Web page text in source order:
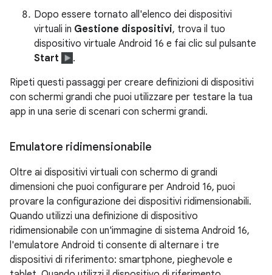
Dopo essere tornato all'elenco dei dispositivi
virtuali in Gestione dispositivi, trova il tuo
dispositivo virtuale Android 16 e fai clic sul pulsante
Start
.
Ripeti questi passaggi per creare definizioni di dispositivi
con schermi grandi che puoi utilizzare per testare la tua
app in una serie di scenari con schermi grandi.
Emulatore ridimensionabile
Oltre ai dispositivi virtuali con schermo di grandi
dimensioni che puoi configurare per Android 16, puoi
provare la configurazione dei dispositivi ridimensionabili.
Quando utilizzi una definizione di dispositivo
ridimensionabile con un'immagine di sistema Android 16,
l'emulatore Android ti consente di alternare i tre
dispositivi di riferimento: smartphone, pieghevole e